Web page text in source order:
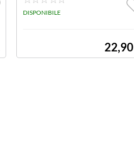
DISPONIBILE
22,90